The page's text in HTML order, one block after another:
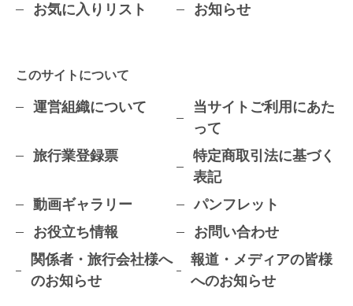
お気に入りリスト
お知らせ
このサイトについて
運営組織について
当サイトご利用にあた
って
旅行業登録票
特定商取引法に基づく
表記
動画ギャラリー
パンフレット
お役立ち情報
お問い合わせ
関係者・旅行会社様へ
のお知らせ
報道・メディアの皆様
へのお知らせ